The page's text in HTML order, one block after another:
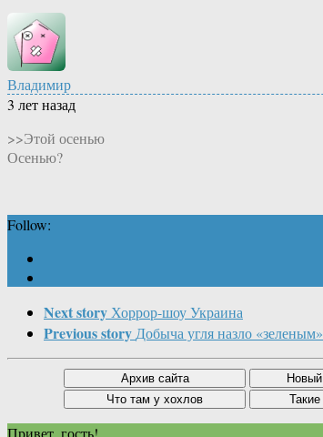
Владимир
3 лет назад
>>Этой осенью
Осенью?
Follow:
Next storyХоррор-шоу Украина
Previous storyДобыча угля назло «зеленым»